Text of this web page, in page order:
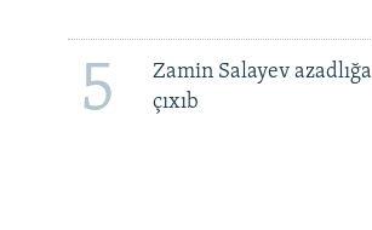
5
Zamin Salayev azadlığa
çıxıb